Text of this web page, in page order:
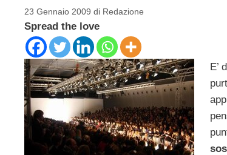
23 Gennaio 2009 di Redazione
Spread the love
E’